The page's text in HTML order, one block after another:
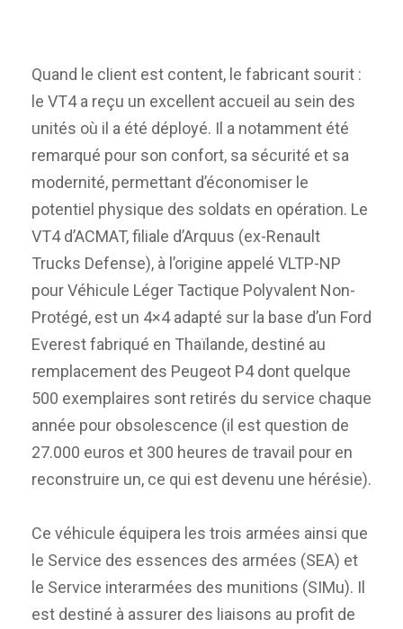
Quand le client est content, le fabricant sourit :
le VT4 a reçu un excellent accueil au sein des
unités où il a été déployé. Il a notamment été
remarqué pour son confort, sa sécurité et sa
modernité, permettant d’économiser le
potentiel physique des soldats en opération. Le
VT4 d’ACMAT, filiale d’Arquus (ex-Renault
Trucks Defense), à l’origine appelé VLTP-NP
pour Véhicule Léger Tactique Polyvalent Non-
Protégé, est un 4×4 adapté sur la base d’un Ford
Everest fabriqué en Thaïlande, destiné au
remplacement des Peugeot P4 dont quelque
500 exemplaires sont retirés du service chaque
année pour obsolescence (il est question de
27.000 euros et 300 heures de travail pour en
reconstruire un, ce qui est devenu une hérésie).
Ce véhicule équipera les trois armées ainsi que
le Service des essences des armées (SEA) et
le Service interarmées des munitions (SIMu). Il
est destiné à assurer des liaisons au profit de